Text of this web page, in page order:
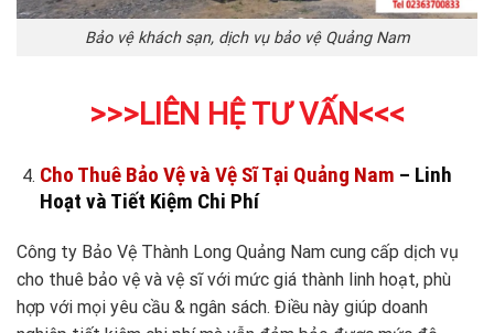
Bảo vệ khách sạn, dịch vụ bảo vệ Quảng Nam
>>>LIÊN HỆ TƯ VẤN<<<
Cho Thuê Bảo Vệ và Vệ Sĩ Tại Quảng Nam – Linh
Hoạt và Tiết Kiệm Chi Phí
Công ty Bảo Vệ Thành Long Quảng Nam cung cấp dịch vụ
cho thuê bảo vệ và vệ sĩ với mức giá thành linh hoạt, phù
hợp với mọi yêu cầu & ngân sách. Điều này giúp doanh